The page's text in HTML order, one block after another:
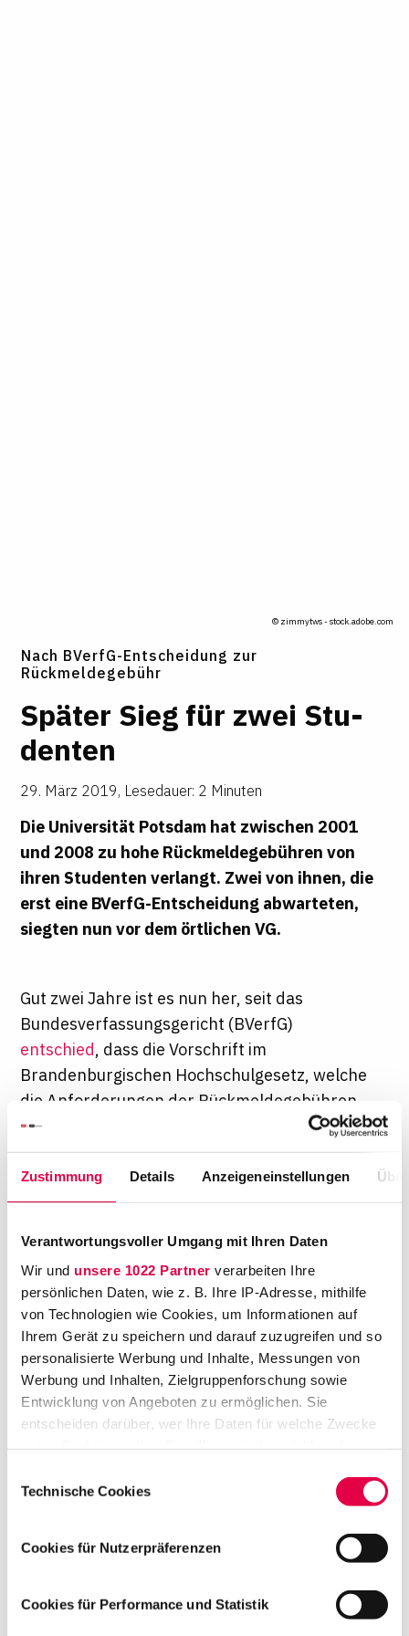
Zustimmung Details Anzeigeneinstellungen
Verantwortungsvoller Umgang mit Ihren Daten
Wir und unsere 1022 Partner verarbeiten Ihre
persönlichen Daten, wie z. B. Ihre IP-Adresse, mithilfe
von Technologien wie Cookies, um Informationen auf
Ihrem Gerät zu speichern und darauf zuzugreifen und so
personalisierte Werbung und Inhalte, Messungen von
Werbung und Inhalten, Zielgruppenforschung sowie
Entwicklung von Angeboten zu ermöglichen. Sie
entscheiden darüber, wer Ihre Daten für welche Zwecke
Trigger Symbol ändern oder widerrufen
Informationen über Ihre geografische Lage
können
Technische Cookies
Cookies für Nutzerpräferenzen
Cookies für Performance und Statistik
© zimmytws - stock.adobe.com
Nach BVerfG-Entscheidung zur
Rückmeldegebühr
Später Sieg für zwei Stu­
denten
29. März 2019, Lesedauer: 2 Minuten
Die Universität Potsdam hat zwischen 2001
und 2008 zu hohe Rückmeldegebühren von
ihren Studenten verlangt. Zwei von ihnen, die
erst eine BVerfG-Entscheidung abwarteten,
siegten nun vor dem örtlichen VG.
Gut zwei Jahre ist es nun her, seit das
Bundesverfassungsgericht (BVerfG)
entschied, dass die Vorschrift im
Brandenburgischen Hochschulgesetz, welche
die Anforderungen der Rückmeldegebühren
regelte, verfassungswidrig ist. Zu hoch seien
die 51 Euro pro Semester, da sie deutlich über
den tatsächlichen Verwaltungskosten in Höhe
von 20 Euro lägen, monierten die Karlsruher
Viele Studenten klagten bereits 2001 auf
Erstattung und erhielten ihr Geld zurück.Zwei
Studenten warteten jedoch geduldig die
Entscheidung des BVerfG ab und forderten
erst danach die überzogenen Beiträge zurück.
Mit Erfolg, wie das Verwaltungsgericht
Potsdam (VG) am Freitag entschied (Urt. v.
29.03.2019, Az. VG 1 K 996/18 u. VG 1 K
Die Universität versuchte bis zuletzt geltend
zu machen, die Ansprüche der beiden
Studenten seien längst verjährt. Dem folgte
Kammer jedoch nicht. Denn der Rektor der